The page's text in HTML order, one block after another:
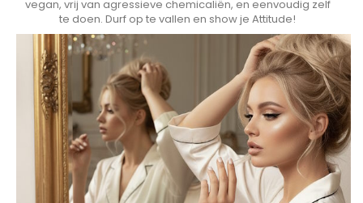
vegan, vrij van agressieve chemicaliën, en eenvoudig zelf
te doen. Durf op te vallen en show je Attitude!